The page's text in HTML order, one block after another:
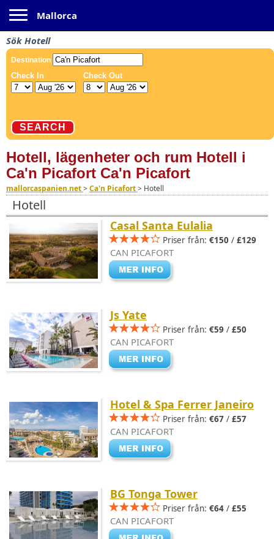
Mallorca
Sök Hotell
Hotell, lägenheter och rum Hotell i
Ca'n Picafort Ca'n Picafort
mallorcaspanien.net>Ca'n Picafort> Hotell
Hotell
Casal Santa Eulalia
Priser från: €150 / £129
CAN PICAFORT
Js Yate
Priser från: €59 / £50
CAN PICAFORT
Hotel & Spa Ferrer Janeiro
Priser från: €67 / £57
CAN PICAFORT
BG Tonga Tower
Priser från: €64 / £55
CAN PICAFORT